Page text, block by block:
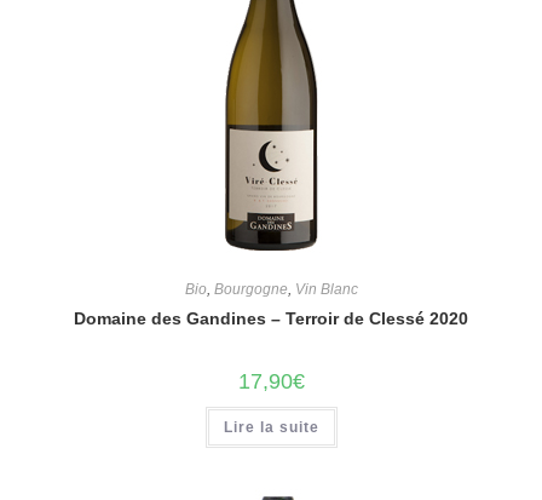
Bio, Bourgogne, Vin Blanc
Domaine des Gandines – Terroir de Clessé 2020
17,90€
Lire la suite